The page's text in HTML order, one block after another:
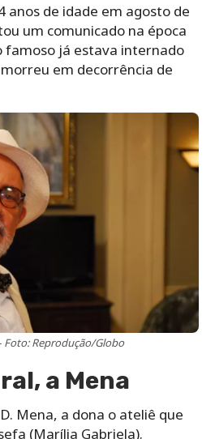
anos de idade em agosto de
um comunicado na época
famoso já estava internado
em decorrência de
Foto: Reprodução/Globo
a Mena
Mena, a dona o ateliê que
(Marília Gabriela).